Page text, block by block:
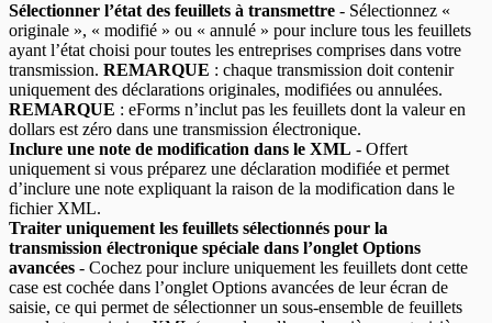
Sélectionner l’état des feuillets à transmettre - Sélectionnez «
originale », « modifié » ou « annulé » pour inclure tous les feuillets
ayant l’état choisi pour toutes les entreprises comprises dans votre
transmission. REMARQUE : chaque transmission doit contenir
uniquement des déclarations originales, modifiées ou annulées.
REMARQUE : eForms n’inclut pas les feuillets dont la valeur en
dollars est zéro dans une transmission électronique.
Inclure une note de modification dans le XML - Offert
uniquement si vous préparez une déclaration modifiée et permet
d’inclure une note expliquant la raison de la modification dans le
fichier XML.
Traiter uniquement les feuillets sélectionnés pour la
transmission électronique spéciale dans l’onglet Options
avancées - Cochez pour inclure uniquement les feuillets dont cette
case est cochée dans l’onglet Options avancées de leur écran de
saisie, ce qui permet de sélectionner un sous-ensemble de feuillets